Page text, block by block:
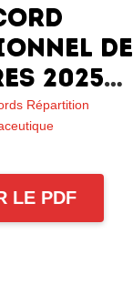
DE
2025
Répartition
LE PDF